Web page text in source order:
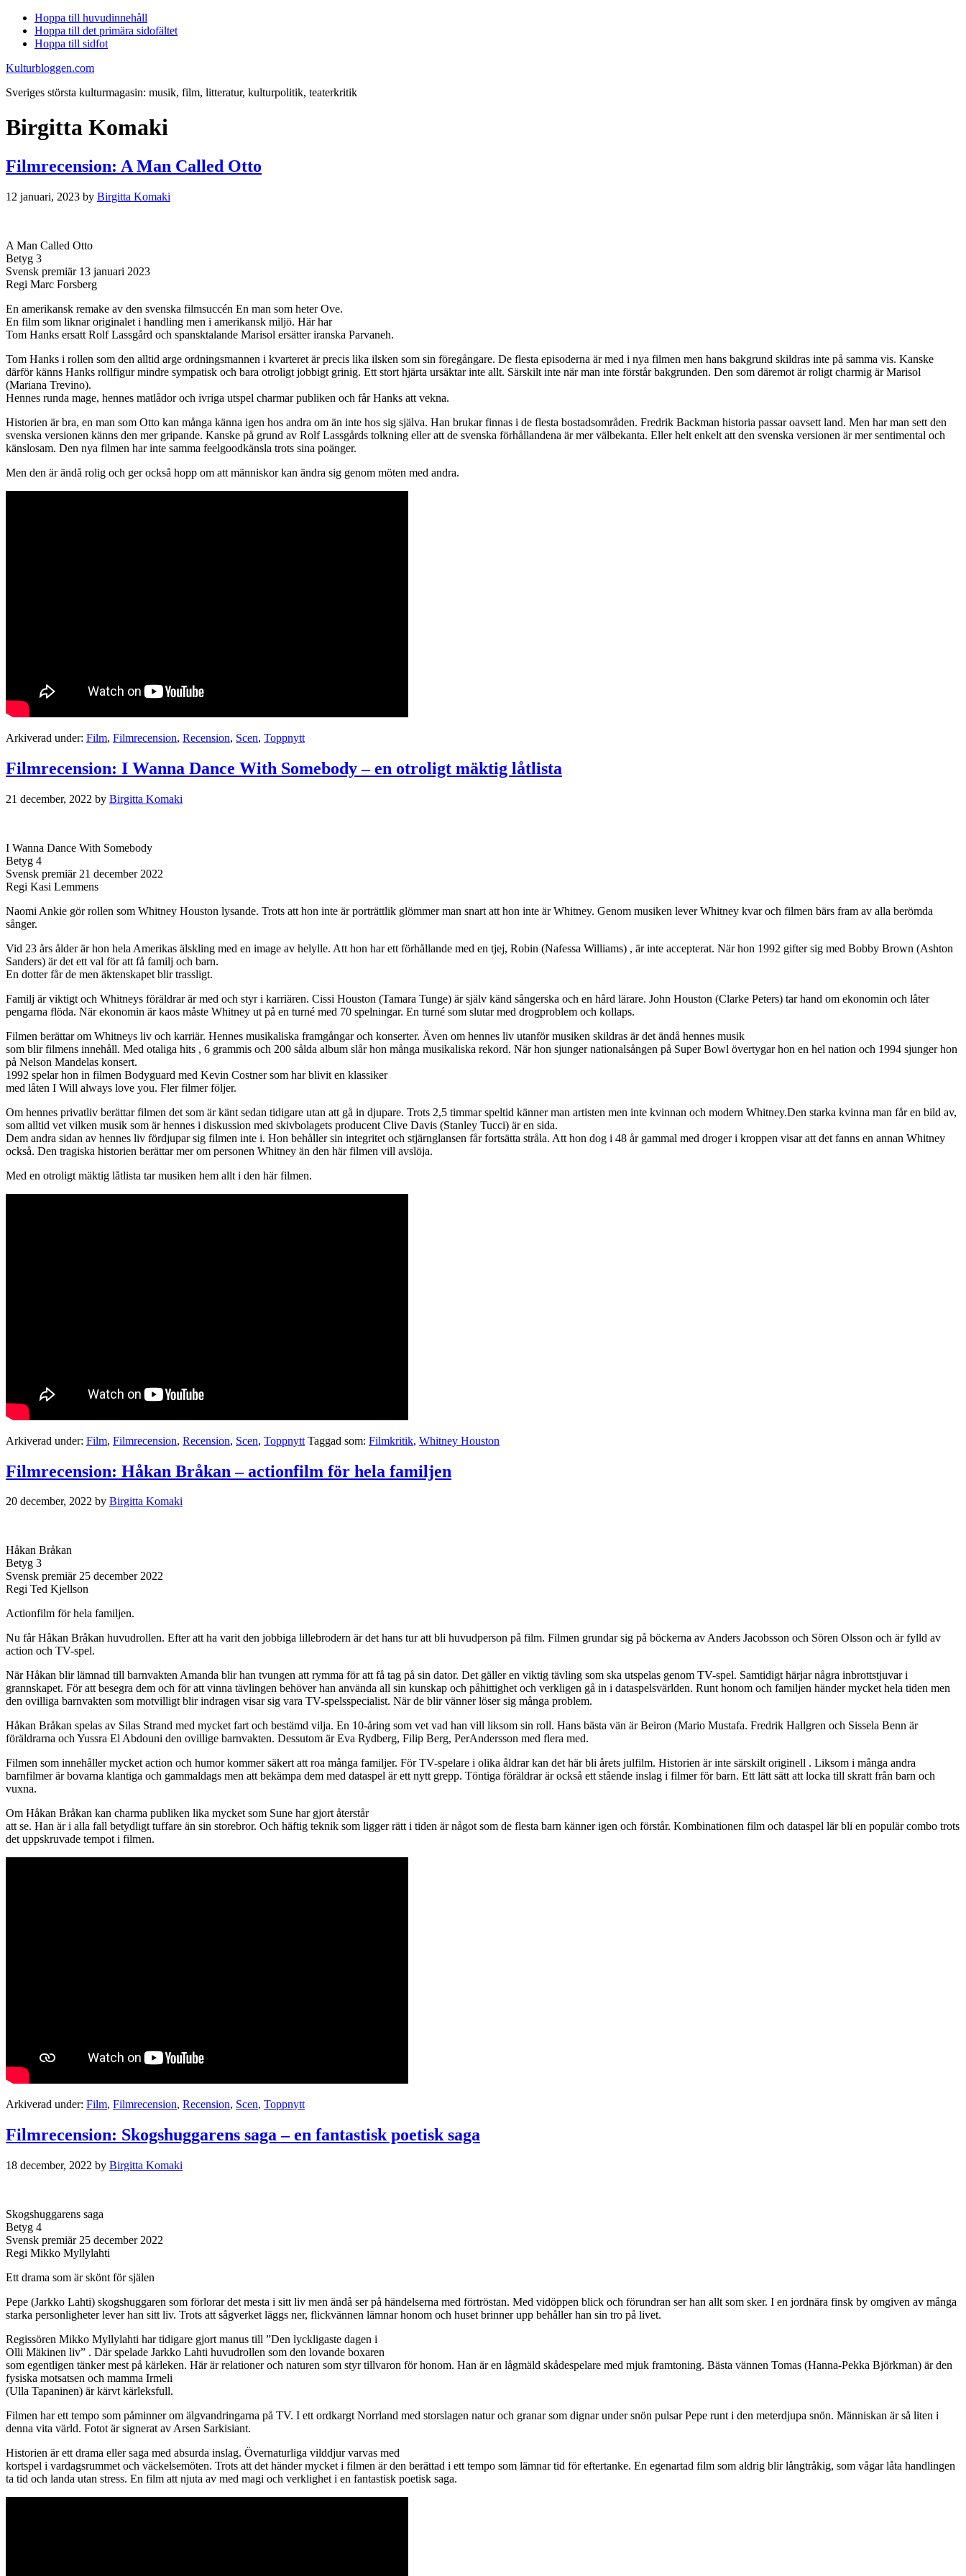
Hoppa till huvudinnehåll
Hoppa till det primära sidofältet
Hoppa till sidfot
Kulturbloggen.com
Sveriges största kulturmagasin: musik, film, litteratur, kulturpolitik, teaterkritik
Birgitta Komaki
Filmrecension: A Man Called Otto
12 januari, 2023 by Birgitta Komaki
A Man Called Otto
Betyg 3
Svensk premiär 13 januari 2023
Regi Marc Forsberg
En amerikansk remake av den svenska filmsuccén En man som heter Ove.
En film som liknar originalet i handling men i amerikansk miljö. Här har
Tom Hanks ersatt Rolf Lassgård och spansktalande Marisol ersätter iranska Parvaneh.
Tom Hanks i rollen som den alltid arge ordningsmannen i kvarteret är precis lika ilsken som sin föregångare. De flesta episoderna är med i nya filmen men hans bakgrund skildras inte på samma vis. Kanske
därför känns Hanks rollfigur mindre sympatisk och bara otroligt jobbigt grinig. Ett stort hjärta ursäktar inte allt. Särskilt inte när man inte förstår bakgrunden. Den som däremot är roligt charmig är Marisol
(Mariana Trevino).
Hennes runda mage, hennes matlådor och ivriga utspel charmar publiken och får Hanks att vekna.
Historien är bra, en man som Otto kan många känna igen hos andra om än inte hos sig själva. Han brukar finnas i de flesta bostadsområden. Fredrik Backman historia passar oavsett land. Men har man sett den
svenska versionen känns den mer gripande. Kanske på grund av Rolf Lassgårds tolkning eller att de svenska förhållandena är mer välbekanta. Eller helt enkelt att den svenska versionen är mer sentimental och
känslosam. Den nya filmen har inte samma feelgoodkänsla trots sina poänger.
Men den är ändå rolig och ger också hopp om att människor kan ändra sig genom möten med andra.
Arkiverad under: Film, Filmrecension, Recension, Scen, Toppnytt
Filmrecension: I Wanna Dance With Somebody – en otroligt mäktig låtlista
21 december, 2022 by Birgitta Komaki
I Wanna Dance With Somebody
Betyg 4
Svensk premiär 21 december 2022
Regi Kasi Lemmens
Naomi Ankie gör rollen som Whitney Houston lysande. Trots att hon inte är porträttlik glömmer man snart att hon inte är Whitney. Genom musiken lever Whitney kvar och filmen bärs fram av alla berömda
sånger.
Vid 23 års ålder är hon hela Amerikas älskling med en image av helylle. Att hon har ett förhållande med en tjej, Robin (Nafessa Williams) , är inte accepterat. När hon 1992 gifter sig med Bobby Brown (Ashton
Sanders) är det ett val för att få familj och barn.
En dotter får de men äktenskapet blir trassligt.
Familj är viktigt och Whitneys föräldrar är med och styr i karriären. Cissi Houston (Tamara Tunge) är själv känd sångerska och en hård lärare. John Houston (Clarke Peters) tar hand om ekonomin och låter
pengarna flöda. När ekonomin är kaos måste Whitney ut på en turné med 70 spelningar. En turné som slutar med drogproblem och kollaps.
Filmen berättar om Whitneys liv och karriär. Hennes musikaliska framgångar och konserter. Även om hennes liv utanför musiken skildras är det ändå hennes musik
som blir filmens innehåll. Med otaliga hits , 6 grammis och 200 sålda album slår hon många musikaliska rekord. När hon sjunger nationalsången på Super Bowl övertygar hon en hel nation och 1994 sjunger hon
på Nelson Mandelas konsert.
1992 spelar hon in filmen Bodyguard med Kevin Costner som har blivit en klassiker
med låten I Will always love you. Fler filmer följer.
Om hennes privatliv berättar filmen det som är känt sedan tidigare utan att gå in djupare. Trots 2,5 timmar speltid känner man artisten men inte kvinnan och modern Whitney.Den starka kvinna man får en bild av,
som alltid vet vilken musik som är hennes i diskussion med skivbolagets producent Clive Davis (Stanley Tucci) är en sida.
Dem andra sidan av hennes liv fördjupar sig filmen inte i. Hon behåller sin integritet och stjärnglansen får fortsätta stråla. Att hon dog i 48 år gammal med droger i kroppen visar att det fanns en annan Whitney
också. Den tragiska historien berättar mer om personen Whitney än den här filmen vill avslöja.
Med en otroligt mäktig låtlista tar musiken hem allt i den här filmen.
Arkiverad under: Film, Filmrecension, Recension, Scen, Toppnytt Taggad som: Filmkritik, Whitney Houston
Filmrecension: Håkan Bråkan – actionfilm för hela familjen
20 december, 2022 by Birgitta Komaki
Håkan Bråkan
Betyg 3
Svensk premiär 25 december 2022
Regi Ted Kjellson
Actionfilm för hela familjen.
Nu får Håkan Bråkan huvudrollen. Efter att ha varit den jobbiga lillebrodern är det hans tur att bli huvudperson på film. Filmen grundar sig på böckerna av Anders Jacobsson och Sören Olsson och är fylld av
action och TV-spel.
När Håkan blir lämnad till barnvakten Amanda blir han tvungen att rymma för att få tag på sin dator. Det gäller en viktig tävling som ska utspelas genom TV-spel. Samtidigt härjar några inbrottstjuvar i
grannskapet. För att besegra dem och för att vinna tävlingen behöver han använda all sin kunskap och påhittighet och verkligen gå in i dataspelsvärlden. Runt honom och familjen händer mycket hela tiden men
den ovilliga barnvakten som motvilligt blir indragen visar sig vara TV-spelsspecialist. När de blir vänner löser sig många problem.
Håkan Bråkan spelas av Silas Strand med mycket fart och bestämd vilja. En 10-åring som vet vad han vill liksom sin roll. Hans bästa vän är Beiron (Mario Mustafa. Fredrik Hallgren och Sissela Benn är
föräldrarna och Yussra El Abdouni den ovillige barnvakten. Dessutom är Eva Rydberg, Filip Berg, PerAndersson med flera med.
Filmen som innehåller mycket action och humor kommer säkert att roa många familjer. För TV-spelare i olika åldrar kan det här bli årets julfilm. Historien är inte särskilt originell . Liksom i många andra
barnfilmer är bovarna klantiga och gammaldags men att bekämpa dem med dataspel är ett nytt grepp. Töntiga föräldrar är också ett stående inslag i filmer för barn. Ett lätt sätt att locka till skratt från barn och
vuxna.
Om Håkan Bråkan kan charma publiken lika mycket som Sune har gjort återstår
att se. Han är i alla fall betydligt tuffare än sin storebror. Och häftig teknik som ligger rätt i tiden är något som de flesta barn känner igen och förstår. Kombinationen film och dataspel lär bli en populär combo trots
det uppskruvade tempot i filmen.
Arkiverad under: Film, Filmrecension, Recension, Scen, Toppnytt
Filmrecension: Skogshuggarens saga – en fantastisk poetisk saga
18 december, 2022 by Birgitta Komaki
Skogshuggarens saga
Betyg 4
Svensk premiär 25 december 2022
Regi Mikko Myllylahti
Ett drama som är skönt för själen
Pepe (Jarkko Lahti) skogshuggaren som förlorar det mesta i sitt liv men ändå ser på händelserna med förtröstan. Med vidöppen blick och förundran ser han allt som sker. I en jordnära finsk by omgiven av många
starka personligheter lever han sitt liv. Trots att sågverket läggs ner, flickvännen lämnar honom och huset brinner upp behåller han sin tro på livet.
Regissören Mikko Myllylahti har tidigare gjort manus till ”Den lyckligaste dagen i
Olli Mäkinen liv” . Där spelade Jarkko Lahti huvudrollen som den lovande boxaren
som egentligen tänker mest på kärleken. Här är relationer och naturen som styr tillvaron för honom. Han är en lågmäld skådespelare med mjuk framtoning. Bästa vännen Tomas (Hanna-Pekka Björkman) är den
fysiska motsatsen och mamma Irmeli
(Ulla Tapaninen) är kärvt kärleksfull.
Filmen har ett tempo som påminner om älgvandringarna på TV. I ett ordkargt Norrland med storslagen natur och granar som dignar under snön pulsar Pepe runt i den meterdjupa snön. Människan är så liten i
denna vita värld. Fotot är signerat av Arsen Sarkisiant.
Historien är ett drama eller saga med absurda inslag. Övernaturliga vilddjur varvas med
kortspel i vardagsrummet och väckelsemöten. Trots att det händer mycket i filmen är den berättad i ett tempo som lämnar tid för eftertanke. En egenartad film som aldrig blir långtråkig, som vågar låta handlingen
ta tid och landa utan stress. En film att njuta av med magi och verklighet i en fantastisk poetisk saga.